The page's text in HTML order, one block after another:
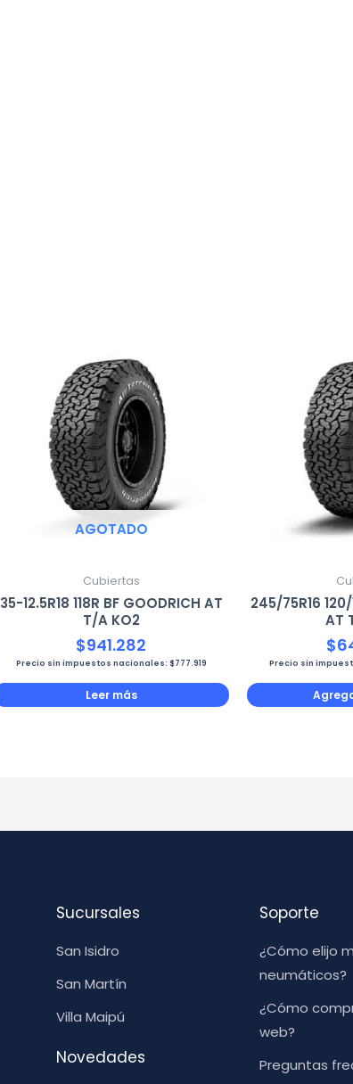
AGOTADO
Cubiertas
35-12.5R18 118R BF GOODRICH AT
T/A KO2
$941.282
Precio sin impuestos nacionales: $777.919
Leer más
245/75R16
AT
$
Precio sin
Sucursales
San Isidro
San Martín
Villa Maipú
Novedades
Soporte
¿Cómo elijo
neumáticos?
¿Cómo
web?
Preguntas